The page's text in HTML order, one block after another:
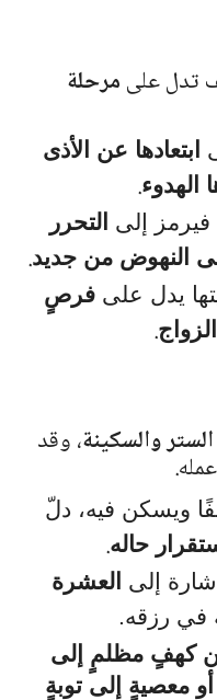
تدل علىمرحلة
ابتعادها عن الأذى
الهدوء.
إلى التحرر
النهوض من جديد.
يدل على فرصٍ
.
الستر والسكينة، وقد
ويسكن فيه، دلّ
حاله.
إلى العشرة
في رزقه.
كهفٍ مظلمٍ إلى
معصيةٍ إلى توبةٍ